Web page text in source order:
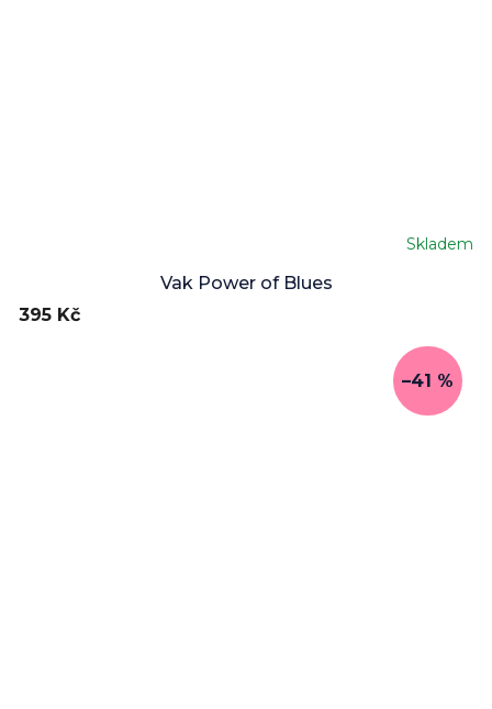
Vak Power of Blues
Skladem
395 Kč
–41 %